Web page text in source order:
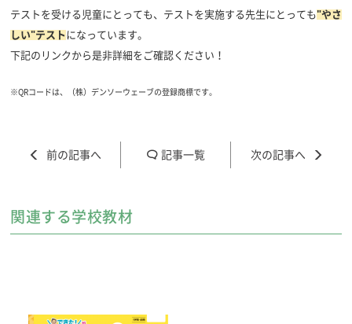
テストを受ける児童にとっても、テストを実施する先生にとっても"やさ
しい"テスト になっています。
下記のリンクから是非詳細をご確認ください！
※QRコードは、（株）デンソーウェーブの登録商標です。
記事一覧
関連する学校教材